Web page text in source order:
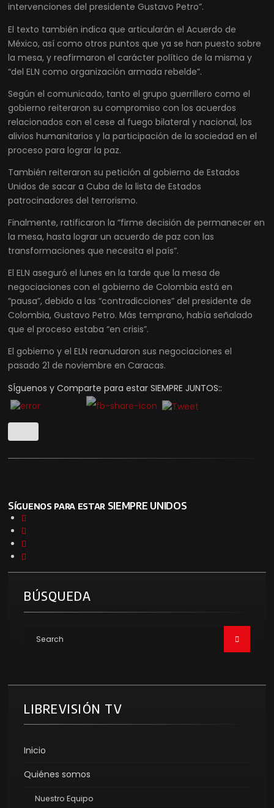
intervenciones del presidente Gustavo Petro”.
El texto también indica que articularán el Acuerdo de
México, así como otros puntos que ya se han puesto sobre
la mesa, y reafirmaron el carácter político de la misma y
“del ELN como organización armada rebelde”.
Según el comunicado, tanto el grupo guerrillero como el
gobierno reiteraron su compromiso con los acuerdos
relacionados con el cese al fuego bilateral y nacional, los
alivios humanitarios y la participación de la sociedad en el
proceso para lograr la paz.
También reiteraron su petición al gobierno de Estados
Unidos de sacar a Cuba de la lista de Estados
patrocinadores del terrorismo.
Finalmente, ratificaron la “firme decisión de permanecer en
la mesa, hasta lograr un acuerdo de paz con las
transformaciones que necesita el país”.
El ELN aseguró el lunes en la tarde que la mesa de
negociaciones con el gobierno de Colombia está en
“pausa”, debido a las “contradicciones” del presidente de
Colombia, Gustavo Petro. Más temprano, había señalado
que el proceso estaba “en crisis”.
El gobierno y el ELN reanudaron sus negociaciones el
pasado 21 de noviembre en Caracas.
SÍguenos y Comparte para estar SIEMPRE JUNTOS::
Síguenos para estar SIEMPRE UNIDOS
BÚSQUEDA
LIBREVISIÓN TV
Inicio
Quiénes somos
Nuestro Equipo